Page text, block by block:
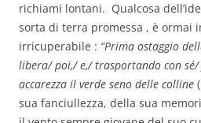
richiami lontani. Qualcosa
sorta di terra promessa , è ormai
irricuperabile : “Prima ostaggio
libera/ poi,/ e,/ trasportando con sé/
accarezza il verde seno delle colline
sua fanciullezza, della sua